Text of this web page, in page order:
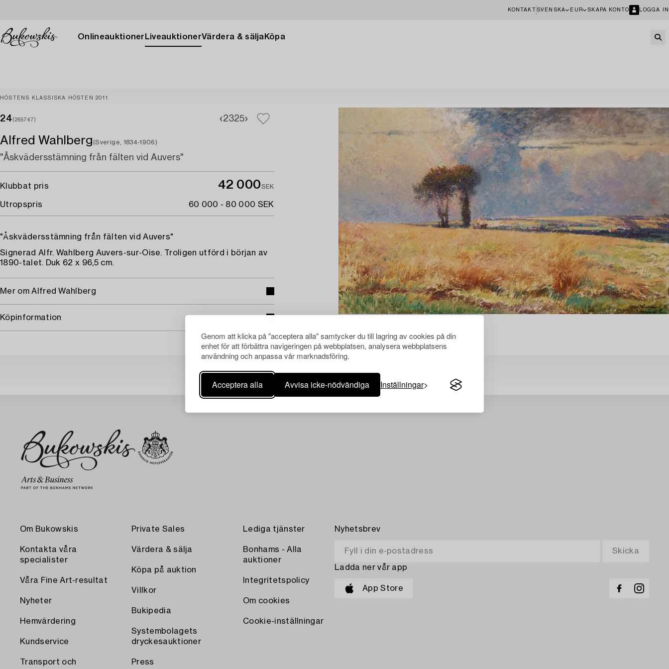
Genom att klicka på "acceptera alla" samtycker du till lagring av cookies på din
enhet för att förbättra navigeringen på webbplatsen, analysera webbplatsens
användning och anpassa vår marknadsföring.
Acceptera alla Avvisa icke-nödvändiga Inställningar
KONTAKT SVENSKA EUR SKAPA KONTO LOGGA IN
Onlineauktioner LiveauktionerVärdera & sälja Köpa
HÖSTENS KLASSISKA HÖSTEN 2011
24 (265747) 2325
Alfred Wahlberg (Sverige, 1834-1906)
"Åskvädersstämning från fälten vid Auvers"
Klubbat pris 42 000SEK
Utropspris 60 000 - 80 000 SEK
"Åskvädersstämning från fälten vid Auvers"
Signerad Alfr. Wahlberg Auvers-sur-Oise. Troligen utförd i början av
1890-talet. Duk 62 x 96,5 cm.
Mer om Alfred Wahlberg
Köpinformation
Andra har även tittat på
Om Bukowskis
Kontakta våra
specialister
Våra Fine Art-resultat
Nyheter
Hemvärdering
Kundservice
Transport och
Private Sales
Värdera & sälja
Köpa på auktion
Villkor
Bukipedia
Systembolagets
dryckesauktioner
Press
Lediga tjänster
Bonhams - Alla
auktioner
Integritetspolicy
Om cookies
Cookie-inställningar
Nyhetsbrev
Ladda ner vår app
App Store